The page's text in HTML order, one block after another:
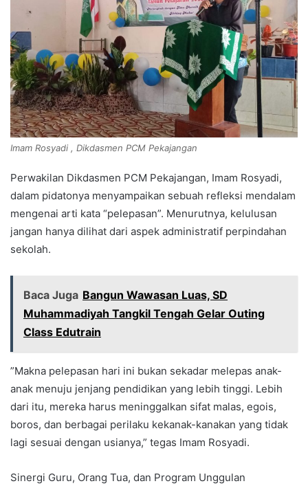
Imam Rosyadi , Dikdasmen PCM Pekajangan
Perwakilan Dikdasmen PCM Pekajangan, Imam Rosyadi,
dalam pidatonya menyampaikan sebuah refleksi mendalam
mengenai arti kata “pelepasan”. Menurutnya, kelulusan
jangan hanya dilihat dari aspek administratif perpindahan
sekolah.
Baca Juga Bangun Wawasan Luas, SD
Muhammadiyah Tangkil Tengah Gelar Outing
Class Edutrain
​”Makna pelepasan hari ini bukan sekadar melepas anak-
anak menuju jenjang pendidikan yang lebih tinggi. Lebih
dari itu, mereka harus meninggalkan sifat malas, egois,
boros, dan berbagai perilaku kekanak-kanakan yang tidak
lagi sesuai dengan usianya,” tegas Imam Rosyadi.
​Sinergi Guru, Orang Tua, dan Program Unggulan